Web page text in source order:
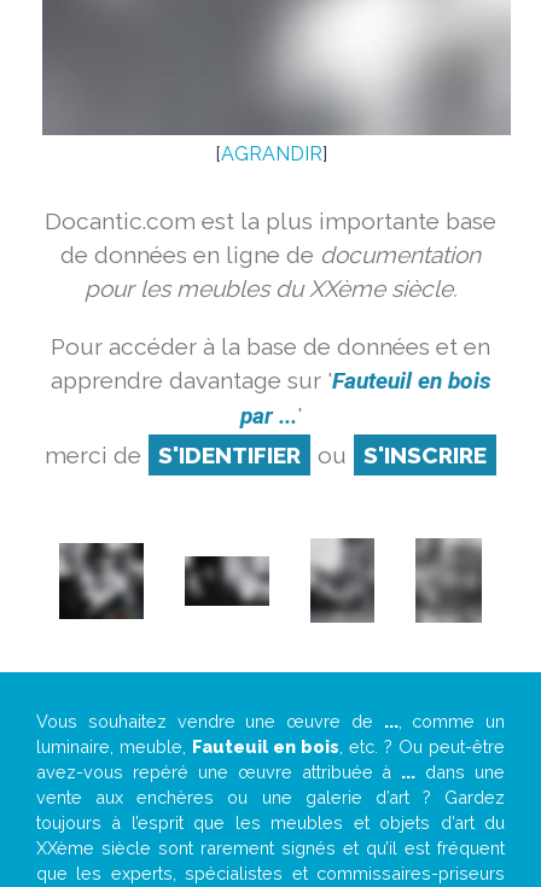
[AGRANDIR]
Docantic.com est la plus importante base
de données en ligne de documentation
pour les meubles du XXème siècle.
Pour accéder à la base de données et en
apprendre davantage sur 'Fauteuil en bois
par ...'
merci de
S'IDENTIFIER ou S'INSCRIRE
Vous souhaitez vendre une œuvre de ..., comme un
luminaire, meuble, Fauteuil en bois , etc. ? Ou peut-être
avez-vous repéré une œuvre attribuée à ... dans une
vente aux enchères ou une galerie d’art ? Gardez
toujours à l’esprit que les meubles et objets d’art du
XXème siècle sont rarement signés et qu’il est fréquent
que les experts, spécialistes et commissaires-priseurs